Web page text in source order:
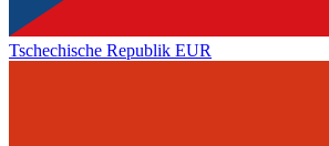
Tschechische Republik EUR